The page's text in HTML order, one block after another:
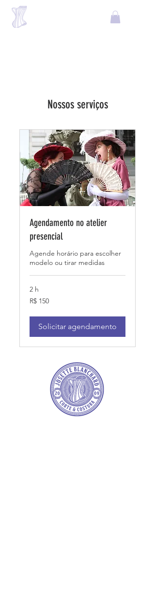
Nossos serviços
Agendamento no atelier
presencial
Agende horário para escolher
modelo ou tirar medidas
2 h
150
Reais
R$ 150
Solicitar agendamento